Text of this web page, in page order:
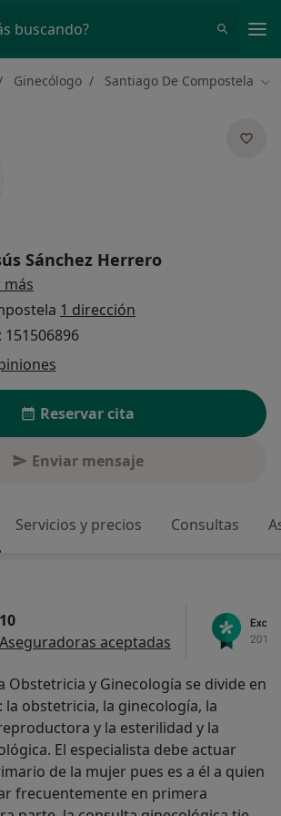
buscando?
Ginecólogo Santiago De Compostela
Sánchez Herrero
más
1 dirección
Reservar cita
Enviar mensaje
Servicios y precios Consultas
10
Aseguradoras aceptadas
Obstetricia y Ginecología se divide en
la obstetricia, la ginecología, la
y la esterilidad y la
El especialista debe actuar
de la mujer pues es a él a quien
frecuentemente en primera